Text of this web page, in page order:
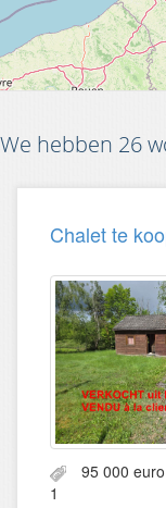
We hebben 26
Chalet te
95 000
1